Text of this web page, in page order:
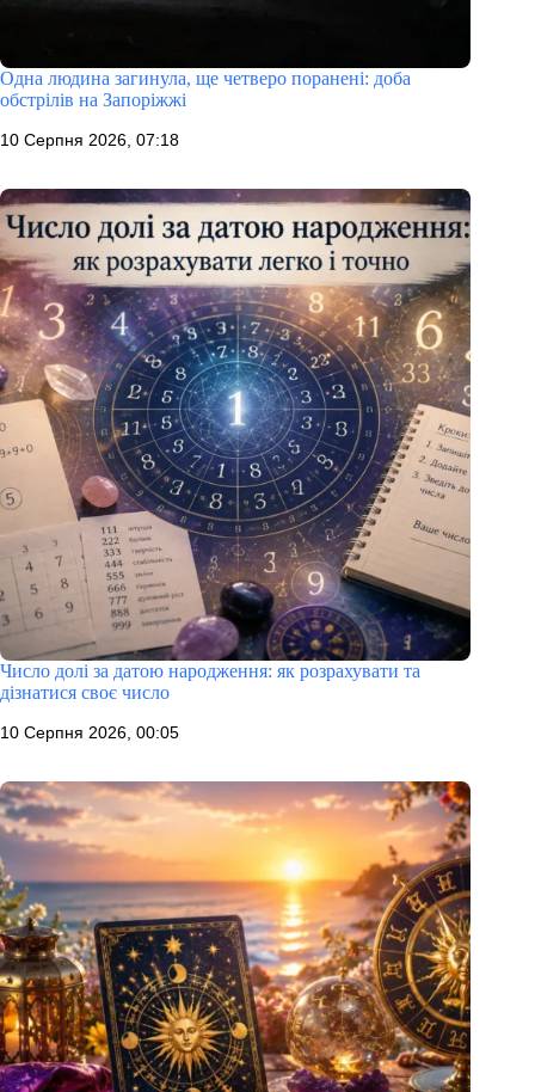
Одна людина загинула, ще четверо поранені: доба
обстрілів на Запоріжжі
10 Серпня 2026, 07:18
Число долі за датою народження: як розрахувати та
дізнатися своє число
10 Серпня 2026, 00:05